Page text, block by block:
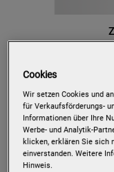
PVX1557
/
AIRDRY -
Cookies
Wir setzen Cookies und
für Verkaufsförderungs-
Informationen über Ihre
Werbe- und Analytik-
klicken, erklären Sie sich
einverstanden. Weitere
Hinweis.